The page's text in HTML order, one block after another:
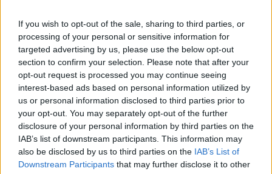
If you wish to opt-out of the sale, sharing to third parties, or
processing of your personal or sensitive information for
targeted advertising by us, please use the below opt-out
section to confirm your selection. Please note that after your
opt-out request is processed you may continue seeing
interest-based ads based on personal information utilized by
us or personal information disclosed to third parties prior to
your opt-out. You may separately opt-out of the further
disclosure of your personal information by third parties on the
IAB’s list of downstream participants. This information may
also be disclosed by us to third parties on the IAB’s List of
Downstream Participants that may further disclose it to other
Ξεκίνησε το πενταετές
πρόγραμμα ενίσχυσης του
Τύπου
Καθαρά κέρδη 313 εκατ. ευρώ
Η Chery επενδύει 75 εκατ. δολάρια στην KG Mobility
Το FIAT 500 Hybrid τώρα από
18.990 ευρώ
Ατρόμητος και Novibet
συνεχίζουν μαζί: Ανανέωση της
συνεργασίας τους μέχρι το
2028